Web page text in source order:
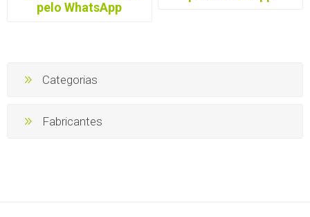
pelo WhatsApp
Categorias
Fabricantes